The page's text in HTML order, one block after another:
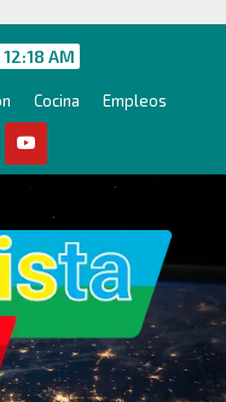
12:18 AM
Cocina Empleos